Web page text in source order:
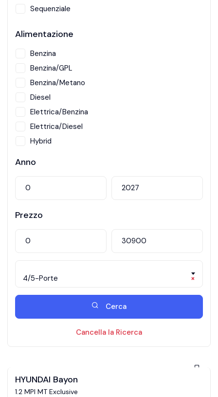
Sequenziale
Alimentazione
Benzina
Benzina/GPL
Benzina/Metano
Diesel
Elettrica/Benzina
Elettrica/Diesel
Hybrid
Anno
Prezzo
×
4/5-Porte
Cerca
Cancella la Ricerca
HYUNDAI Bayon
1.2 MPI MT Exclusive